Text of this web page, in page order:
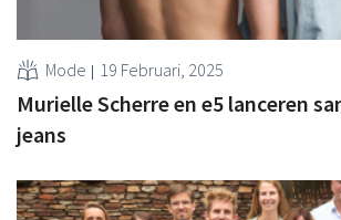
Mode 19 Februari, 2025
Murielle Scherre en e5 lanceren
jeans